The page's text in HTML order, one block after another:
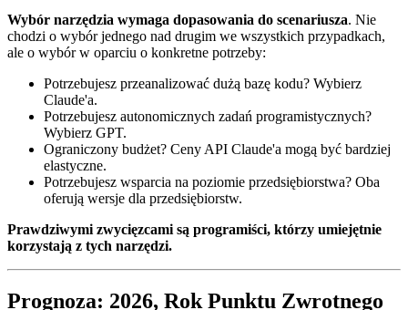
Wybór narzędzia wymaga dopasowania do scenariusza. Nie
chodzi o wybór jednego nad drugim we wszystkich przypadkach,
ale o wybór w oparciu o konkretne potrzeby:
Potrzebujesz przeanalizować dużą bazę kodu? Wybierz
Claude'a.
Potrzebujesz autonomicznych zadań programistycznych?
Wybierz GPT.
Ograniczony budżet? Ceny API Claude'a mogą być bardziej
elastyczne.
Potrzebujesz wsparcia na poziomie przedsiębiorstwa? Oba
oferują wersje dla przedsiębiorstw.
Prawdziwymi zwycięzcami są programiści, którzy umiejętnie
korzystają z tych narzędzi.
Prognoza: 2026, Rok Punktu Zwrotnego